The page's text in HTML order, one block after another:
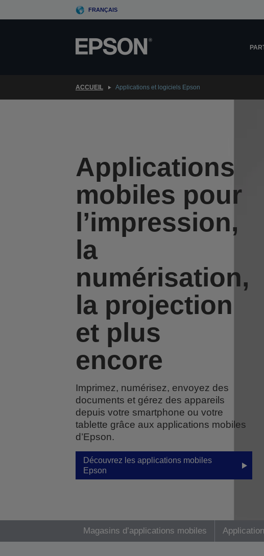
to
FRANÇAIS
ACCUEIL Applications et logiciels Epson
Applications
mobiles pour
l’impression,
la
numérisation,
la projection
et plus
encore
Imprimez, numérisez, envoyez des
documents et gérez des appareils
depuis votre smartphone ou votre
tablette grâce aux applications mobiles
d’Epson.
Découvrez les applications mobiles
Epson
Magasins d’applications mobiles